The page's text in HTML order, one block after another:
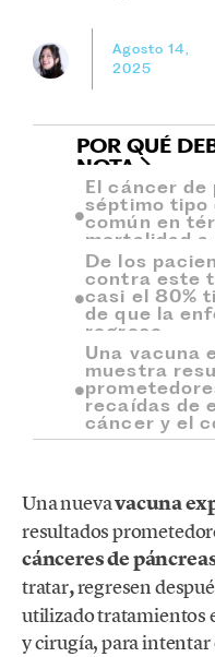
Agosto 14,
2025
POR QUÉ
NOTA
El cáncer de
séptimo tipo
común en
mortalidad a
De los
contra este
casi el 80%
de que la
regrese.
Una vacuna
muestra
recaídas de
cáncer y el
Una nuevavacuna
resultados
cánceres de
tratar,regresen
utilizado tratamientos
y cirugía, para